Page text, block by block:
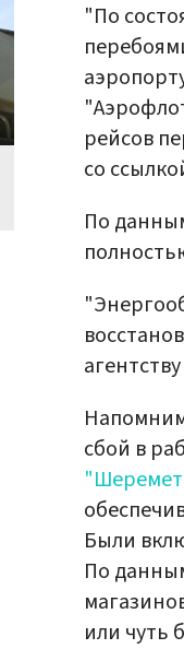
"По
рейсов
со
По
сбой в
Были
По
или чуть